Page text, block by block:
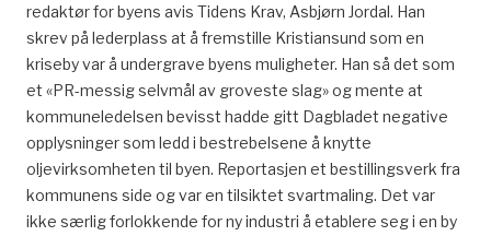
redaktør for byens avis Tidens Krav, Asbjørn Jordal. Han
skrev på lederplass at å fremstille Kristiansund som en
kriseby var å undergrave byens muligheter. Han så det som
et «PR-messig selvmål av groveste slag» og mente at
kommuneledelsen bevisst hadde gitt Dagbladet negative
opplysninger som ledd i bestrebelsene å knytte
oljevirksomheten til byen. Reportasjen et bestillingsverk fra
kommunens side og var en tilsiktet svartmaling. Det var
ikke særlig forlokkende for ny industri å etablere seg i en by